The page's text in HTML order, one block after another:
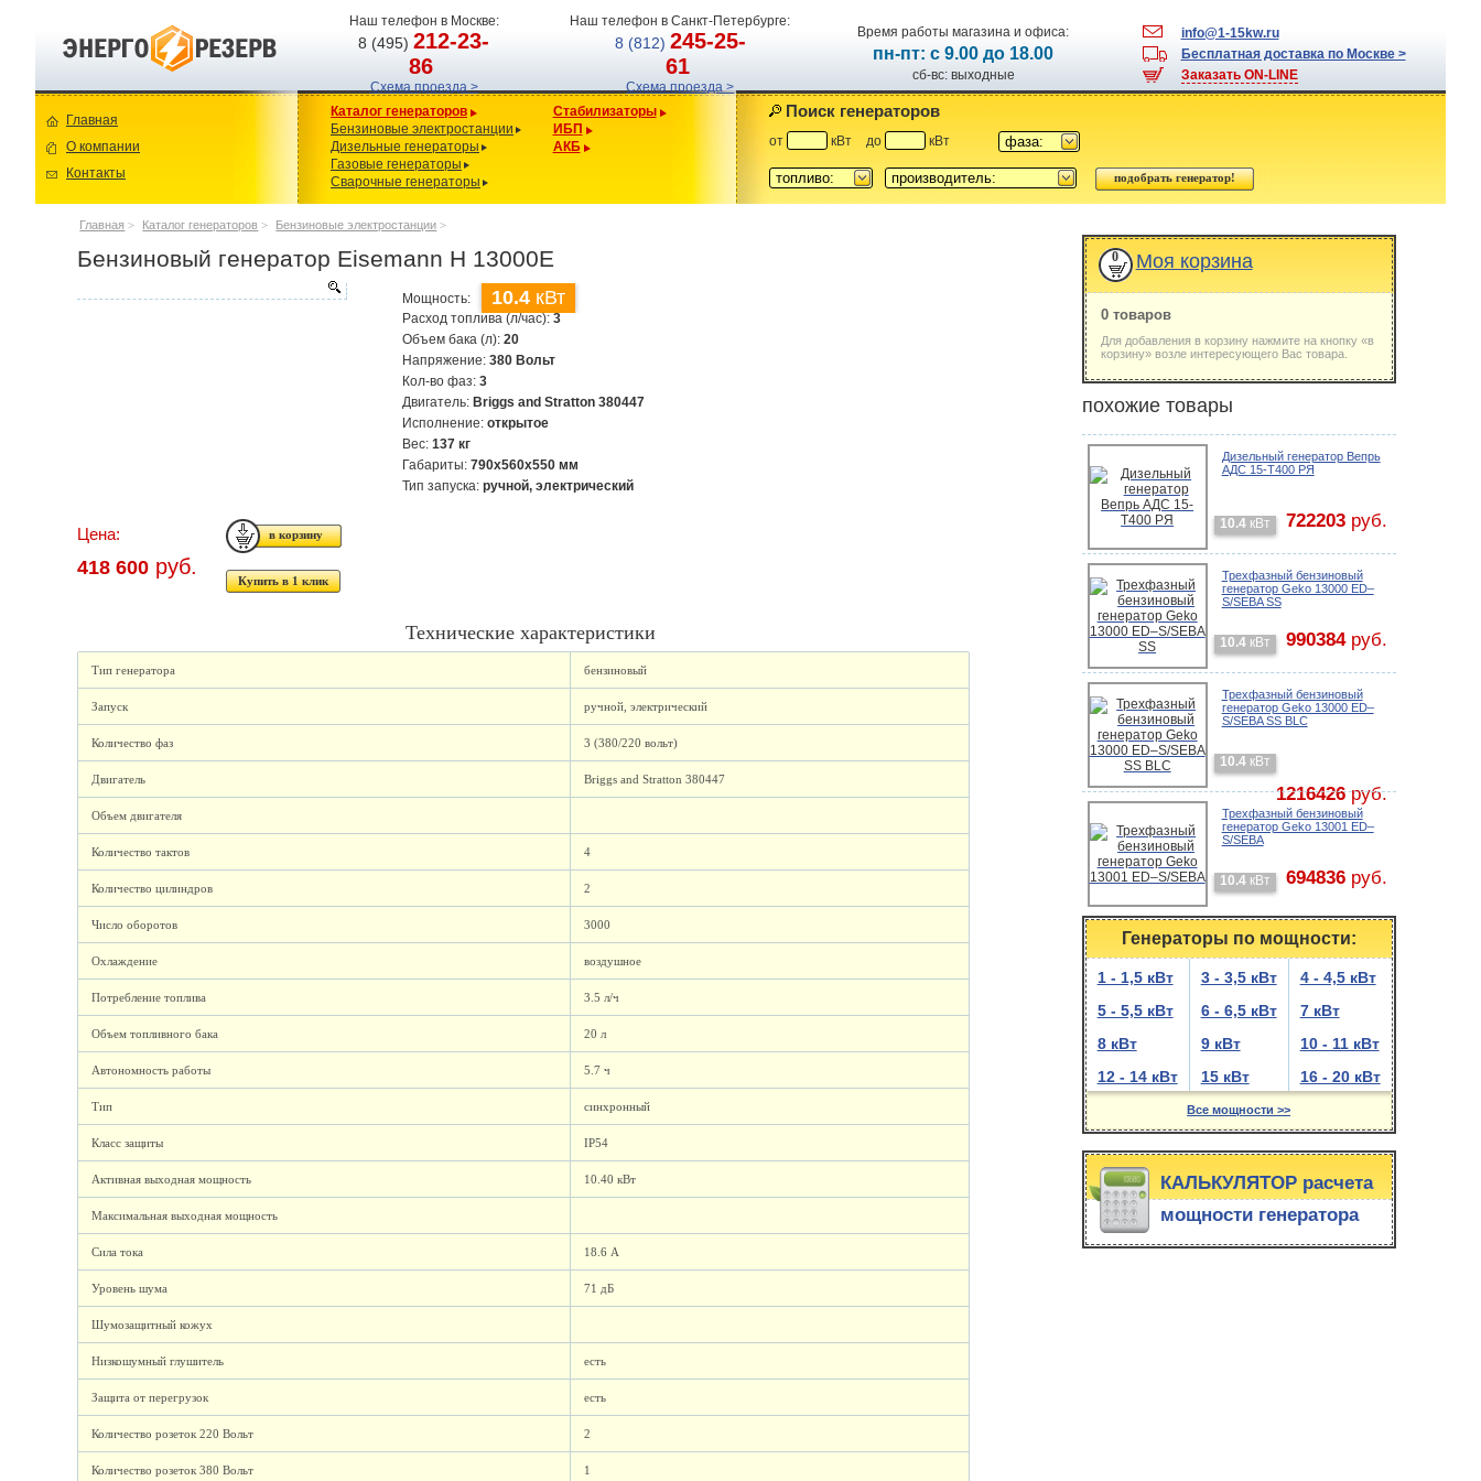
Наш телефон в Москве:
8 (495)212-23-
86
Схема проезда >
Наш телефон в Санкт-Петербурге:
8 (812) 245-25-
61
Схема проезда >
Время работы магазина и офиса:
пн-пт: с 9.00 до 18.00
сб-вс: выходные
info@1-15kw.ru
Бесплатная доставка по Москве >
Заказать ON-LINE
Главная
О компании
Контакты
Каталог генераторов
Бензиновые электростанции
Дизельные генераторы
Газовые генераторы
Сварочные генераторы
Стабилизаторы
ИБП
АКБ
Поиск генераторов
от кВт до кВт фаза:
топливо: производитель:
Главная > Каталог генераторов > Бензиновые электростанции >
Бензиновый генератор Eisemann H 13000E
Мощность: 10.4 кВт
Расход топлива (л/час):3
Объем бака (л):20
Напряжение:380 Вольт
Кол-во фаз:3
Двигатель: Briggs and Stratton 380447
Исполнение:открытое
Вес:137 кг
Габариты:790x560x550 мм
Тип запуска:ручной, электрический
Цена:
418 600 руб.
Купить в 1 клик
Технические характеристики
Тип генератора бензиновый
Запуск ручной, электрический
Количество фаз 3 (380/220 вольт)
Двигатель Briggs and Stratton 380447
Объем двигателя
Количество тактов 4
Количество цилиндров 2
Число оборотов 3000
Охлаждение воздушное
Потребление топлива 3.5 л/ч
Объем топливного бака 20 л
Автономность работы 5.7 ч
Тип синхронный
Класс защиты IP54
Активная выходная мощность 10.40 кВт
Максимальная выходная мощность
Сила тока 18.6 А
Уровень шума 71 дБ
Шумозащитный кожух
Низкошумный глушитель есть
Защита от перегрузок есть
Количество розеток 220 Вольт 2
Количество розеток 380 Вольт 1
0 Моя корзина
0 товаров
Для добавления в корзину нажмите на кнопку «в
корзину» возле интересующего Вас товара.
похожие товары
Дизельный генератор Вепрь
АДС 15-Т400 РЯ
10.4кВт 722203руб.
Трехфазный бензиновый
генератор Geko 13000 ED–
S/SEBA SS
10.4кВт 990384руб.
Трехфазный бензиновый
генератор Geko 13000 ED–
S/SEBA SS BLC
10.4кВт
1216426руб.
Трехфазный бензиновый
генератор Geko 13001 ED–
S/SEBA
10.4кВт 694836руб.
Генераторы по мощности:
1 - 1,5 кВт 3 - 3,5 кВт
4 - 4,5 кВт
5 - 5,5 кВт
6 - 6,5 кВт
7 кВт
8 кВт
9 кВт
10 - 11 кВт
12 - 14 кВт
15 кВт 16 - 20 кВт
Все мощности >>
КАЛЬКУЛЯТОР расчета
мощности генератора